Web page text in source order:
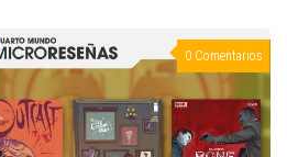
0 Comentarios